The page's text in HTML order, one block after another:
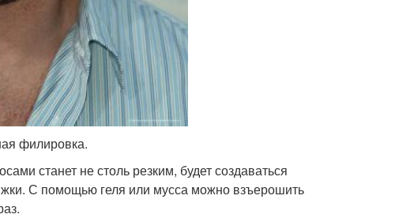
филировка.
станет не столь резким, будет создаваться
С помощью геля или мусса можно взъерошить